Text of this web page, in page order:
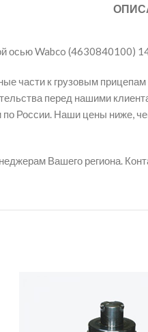
осью Wabco (4630840100)
части к грузовым
перед нашими
России. Наши цены ниже,
Вашего региона.